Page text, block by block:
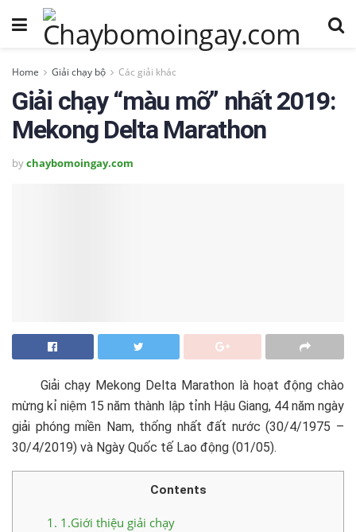
Home Giải chạy bộ Các giải khác
Giải chạy “màu mỡ” nhất 2019:
Mekong Delta Marathon
bychaybomoingay.com
Giải chạy Mekong Delta Marathon là hoạt động chào
mừng kỉ niệm 15 năm thành lập tỉnh Hậu Giang, 44 năm ngày
giải phóng miền Nam, thống nhất đất nước (30/4/1975 –
30/4/2019) và Ngày Quốc tế Lao động (01/05).
Contents
1. 1.Giới thiệu giải chạy